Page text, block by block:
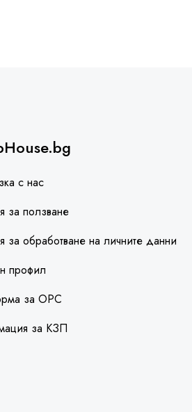
с нас
за ползване
за обработване на личните данни
профил
за ОРС
за КЗП